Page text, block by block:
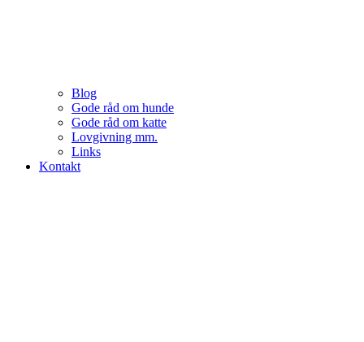
Blog
Gode råd om hunde
Gode råd om katte
Lovgivning mm.
Links
Kontakt